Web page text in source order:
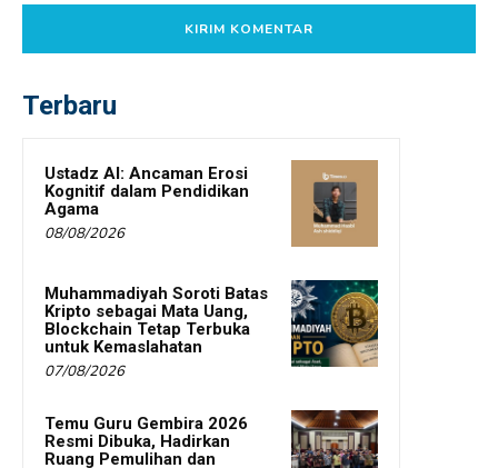
Terbaru
Ustadz AI: Ancaman Erosi
Kognitif dalam Pendidikan
Agama
08/08/2026
Muhammadiyah Soroti Batas
Kripto sebagai Mata Uang,
Blockchain Tetap Terbuka
untuk Kemaslahatan
07/08/2026
Temu Guru Gembira 2026
Resmi Dibuka, Hadirkan
Ruang Pemulihan dan